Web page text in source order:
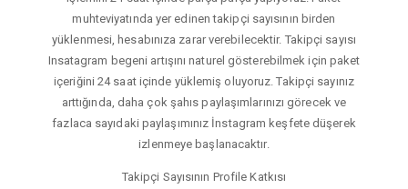
muhteviyatında yer edinen takipçi sayısının birden
yüklenmesi, hesabınıza zarar verebilecektir. Takipçi sayısı
Insatagram begeni artışını naturel gösterebilmek için paket
içeriğini 24 saat içinde yüklemiş oluyoruz. Takipçi sayınız
arttığında, daha çok şahıs paylaşımlarınızı görecek ve
fazlaca sayıdaki paylaşımınız İnstagram keşfete düşerek
izlenmeye başlanacaktır.
Takipçi Sayısının Profile Katkısı